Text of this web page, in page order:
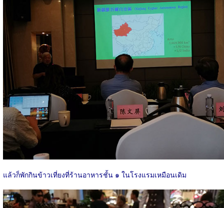
แล้วก็พักกินข้าวเที่ยงที่ร้านอาหารชั้น ๑ ในโรงแรมเหมือนเดิม